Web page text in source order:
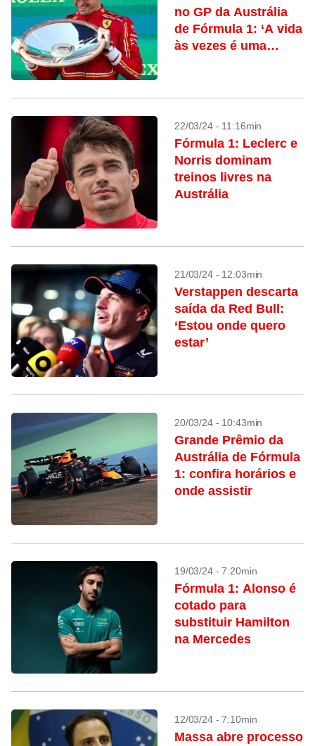
no GP da Austrália
de Fórmula 1: ‘A vida
às vezes é uma
22/03/24 - 11:16min
Fórmula 1: Leclerc e
Norris dominam
treinos livres na
Austrália
21/03/24 - 12:03min
Verstappen descarta
saída da Red Bull:
‘Estou onde quero
estar’
20/03/24 - 10:43min
Grande Prêmio da
Austrália de Fórmula
1: confira horários e
onde assistir
19/03/24 - 7:20min
Fórmula 1: Alonso é
cotado para
substituir Hamilton
na Mercedes
12/03/24 - 7:10min
Massa abre processo